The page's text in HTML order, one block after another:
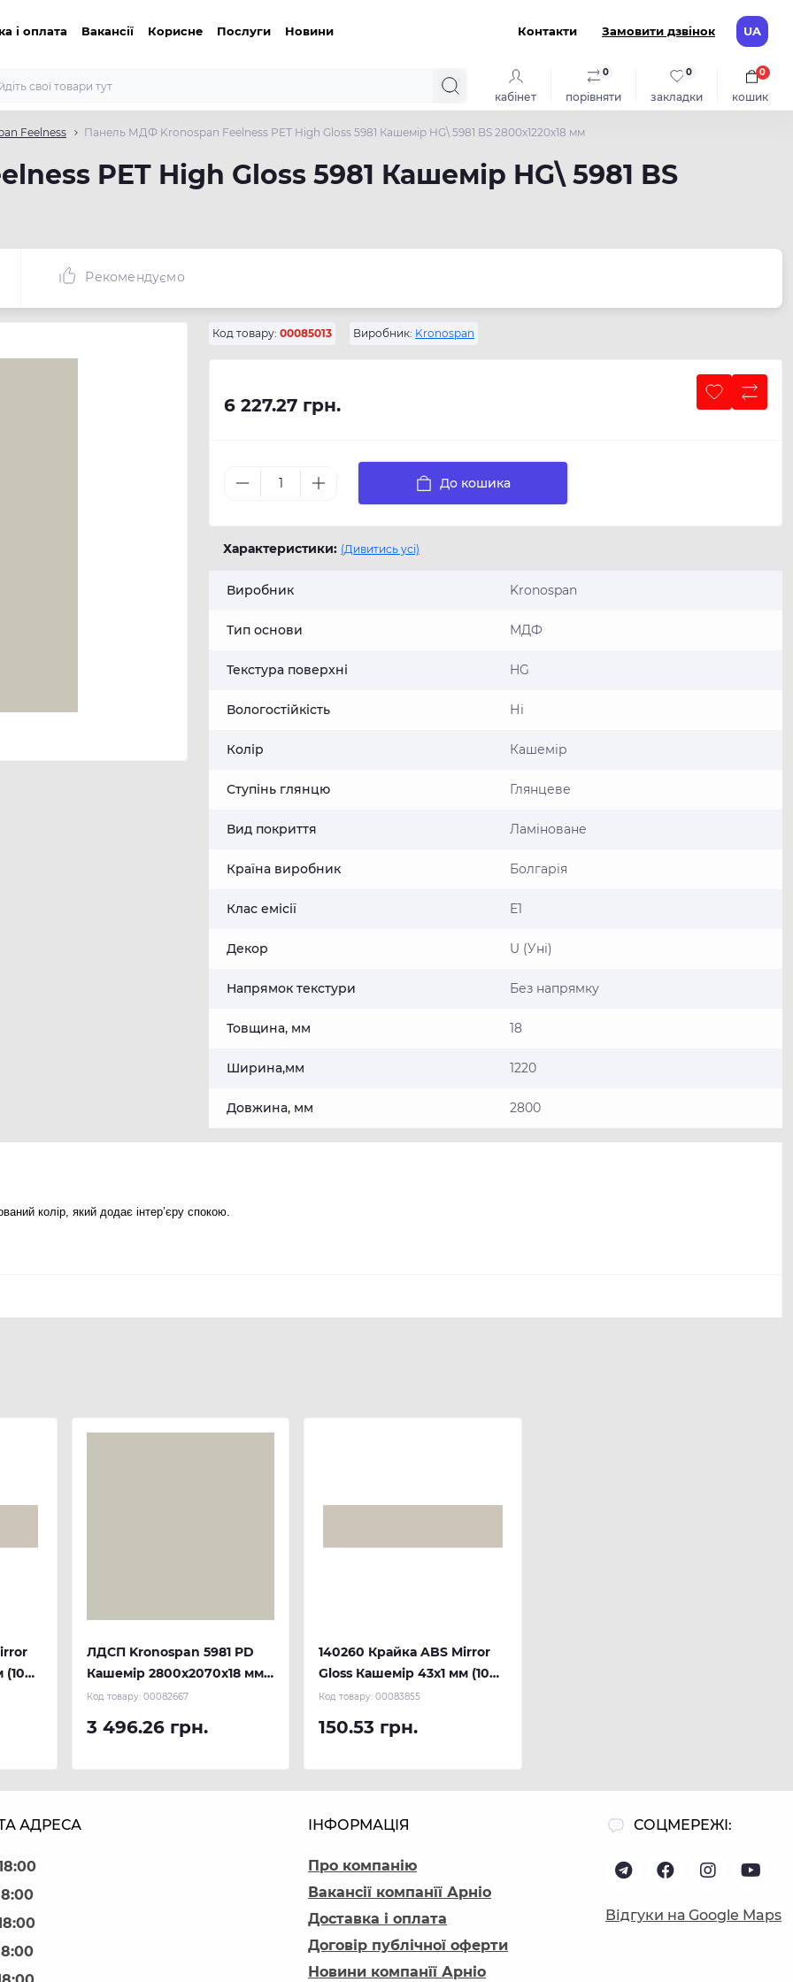
і оплата Вакансії Корисне Послуги Новини Контакти Замовити дзвінок UA
кабінет порівняти
0
закладки
0
кошик
0
Feelness Панель МДФ Kronospan Feelness PET High Gloss 5981 Кашемір HG\ 5981 BS 2800х1220х18 мм
PET High Gloss 5981 Кашемір HG\ 5981 BS
Рекомендуємо
Код товару: 00085013 Виробник: Kronospan
6 227.27 грн.
До кошика
Характеристики: (Дивитись усі)
Виробник Kronospan
Тип основи МДФ
Текстура поверхні HG
Вологостійкість Ні
Колір Кашемір
Ступінь глянцю Глянцеве
Вид покриття Ламіноване
Країна виробник Болгарія
Клас емісії E1
Декор U (Уні)
Напрямок текстури Без напрямку
Товщина, мм 18
Ширина,мм 1220
Довжина, мм 2800
колір, який додає інтер’єру спокою.
(100
ЛДСП Kronospan 5981 PD
Кашемір 2800х2070х18 мм
NEW
Код товару: 00082667
3 496.26 грн.
140260 Крайка ABS Mirror
Gloss Кашемір 43х1 мм (100
м.п.) REHAU глянець
Код товару:00083855
150.53 грн.
АДРЕСА ІНФОРМАЦІЯ
Про компанію
Вакансії компанїї Арніо
Доставка і оплата
Договір публічної оферти
Новини компанїї Арніо
СОЦМЕРЕЖІ:
Відгуки на Google Maps